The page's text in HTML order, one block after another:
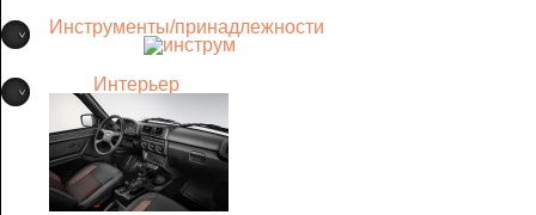
Инструменты/принадлежности
Интерьер